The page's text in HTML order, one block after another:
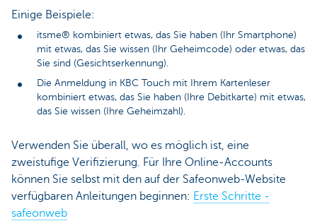
Einige Beispiele:
itsme® kombiniert etwas, das Sie haben (Ihr Smartphone)
mit etwas, das Sie wissen (Ihr Geheimcode) oder etwas, das
Sie sind (Gesichtserkennung).
Die Anmeldung in KBC Touch mit Ihrem Kartenleser
kombiniert etwas, das Sie haben (Ihre Debitkarte) mit etwas,
das Sie wissen (Ihre Geheimzahl).
Verwenden Sie überall, wo es möglich ist, eine
zweistufige Verifizierung. Für Ihre Online-Accounts
können Sie selbst mit den auf der Safeonweb-Website
verfügbaren Anleitungen beginnen: Erste Schritte -
safeonweb